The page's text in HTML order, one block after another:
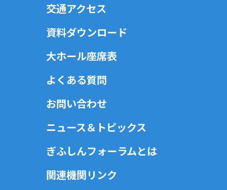
交通アクセス
資料ダウンロード
大ホール座席表
よくある質問
お問い合わせ
ニュース＆トピックス
ぎふしんフォーラムとは
関連機関リンク